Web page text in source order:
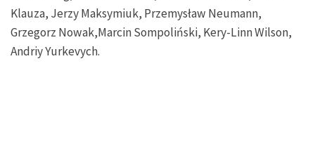
Klauza, Jerzy Maksymiuk, Przemysław Neumann,
Grzegorz Nowak,Marcin Sompoliński, Kery-Linn Wilson,
Andriy Yurkevych.